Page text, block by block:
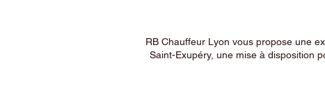
RB Chauffeur Lyon vous propose une
Saint-Exupéry, une mise à disposition